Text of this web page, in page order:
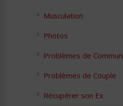
Musculation
Photos
Problèmes de
Problèmes de Couple
Récupérer son Ex